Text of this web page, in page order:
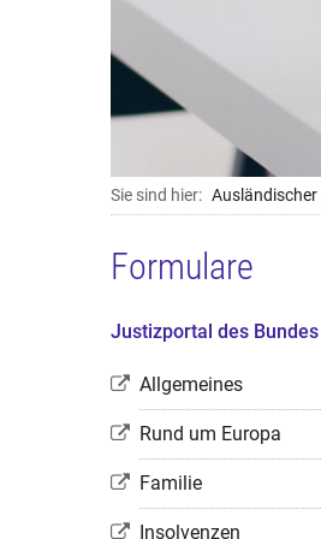
Sie sind hier: Ausländischer
Formulare
Justizportal des
Allgemeines
Rund um Europa
Familie
Insolvenzen